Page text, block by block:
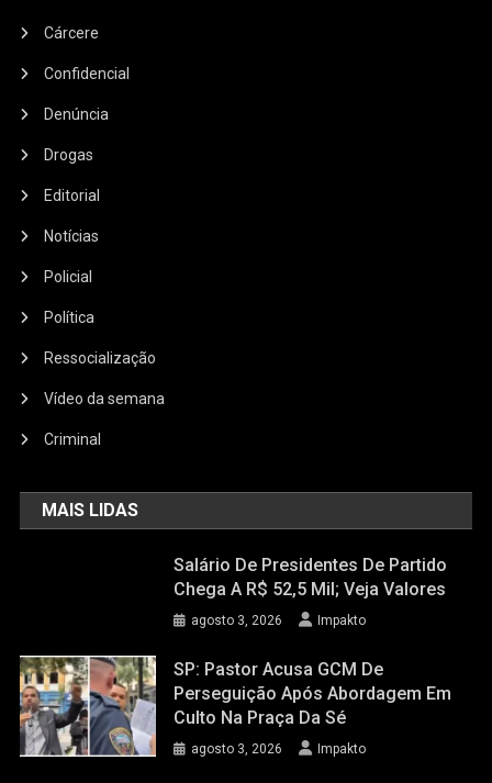
Cárcere
Confidencial
Denúncia
Drogas
Editorial
Notícias
Policial
Política
Ressocialização
Vídeo da semana
Criminal
MAIS LIDAS
Salário De Presidentes De Partido
Chega A R$ 52,5 Mil; Veja Valores
agosto 3, 2026 Impakto
SP: Pastor Acusa GCM De
Perseguição Após Abordagem Em
Culto Na Praça Da Sé
agosto 3, 2026 Impakto